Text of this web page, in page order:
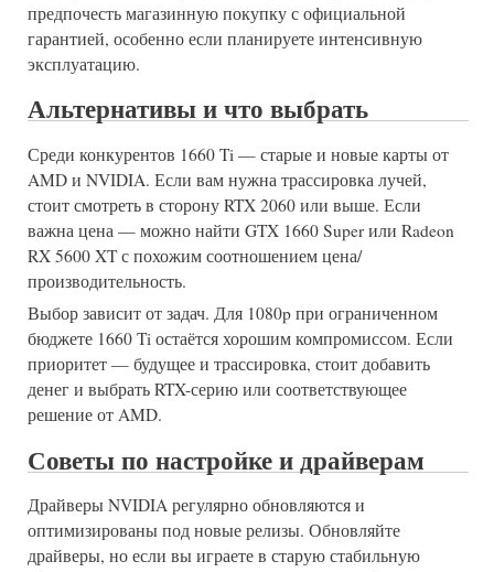
предпочесть магазинную покупку с официальной
гарантией, особенно если планируете интенсивную
эксплуатацию.
Альтернативы и что выбрать
Среди конкурентов 1660 Ti — старые и новые карты от
AMD и NVIDIA. Если вам нужна трассировка лучей,
стоит смотреть в сторону RTX 2060 или выше. Если
важна цена — можно найти GTX 1660 Super или Radeon
RX 5600 XT с похожим соотношением цена/
производительность.
Выбор зависит от задач. Для 1080p при ограниченном
бюджете 1660 Ti остаётся хорошим компромиссом. Если
приоритет — будущее и трассировка, стоит добавить
денег и выбрать RTX-серию или соответствующее
решение от AMD.
Советы по настройке и драйверам
Драйверы NVIDIA регулярно обновляются и
оптимизированы под новые релизы. Обновляйте
драйверы, но если вы играете в старую стабильную